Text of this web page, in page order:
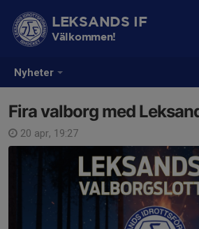
Nyheter
LEKSANDS IF
Välkommen!
Fira valborg med
20 apr, 19:27